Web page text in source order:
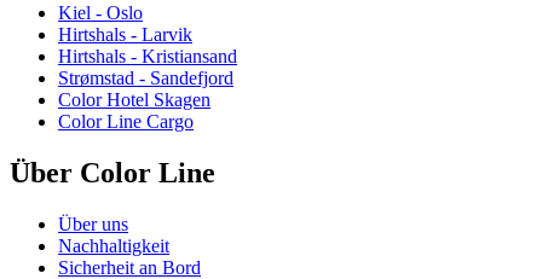
Kiel - Oslo
Hirtshals - Larvik
Hirtshals - Kristiansand
Strømstad - Sandefjord
Color Hotel Skagen
Color Line Cargo
Über Color Line
Über uns
Nachhaltigkeit
Sicherheit an Bord